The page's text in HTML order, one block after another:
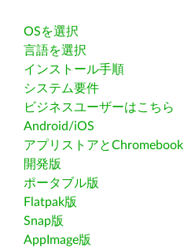
OSを選択
言語を選択
インストール手順
システム要件
ビジネスユーザーはこちら
Android/iOS
アプリストアとChromebook
開発版
ポータブル版
Flatpak版
Snap版
AppImage版